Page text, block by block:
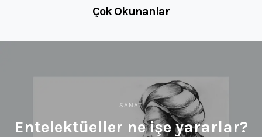
Çok Okunanlar
SANAT
Entelektüeller ne işe yararlar?